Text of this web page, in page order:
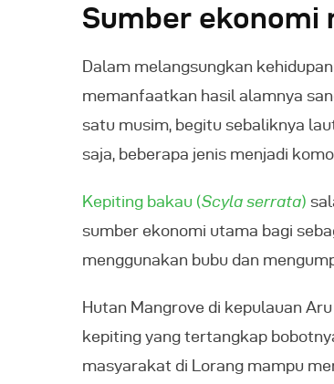
Sumber ekonomi
Dalam melangsungkan
memanfaatkan hasil alamnya
satu musim, begitu sebaliknya
saja, beberapa jenis menjadi
Kepiting bakau (Scyla serrata)
sumber ekonomi utama bagi
menggunakan bubu dan
Hutan Mangrove di kepulauan
kepiting yang tertangkap
masyarakat di Lorang mampu